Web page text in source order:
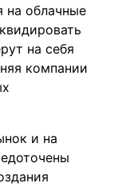
на облачные
на себя
компании
и на